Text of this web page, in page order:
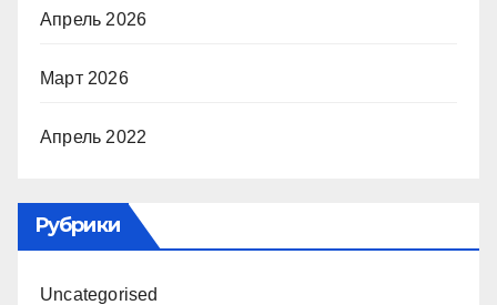
Апрель 2026
Март 2026
Апрель 2022
Рубрики
Uncategorised